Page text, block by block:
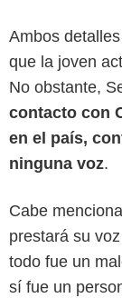
Ambos
que la joven
No obstante,
contacto con
en el país,
ninguna voz.
Cabe
prestará su
todo fue un
sí fue un